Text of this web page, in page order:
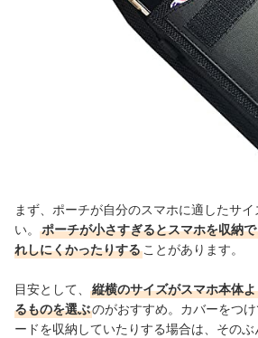
まず、ポーチが自分のスマホに適したサ
い。
ポーチが小さすぎるとスマホを収納
れしにくかったりする ことがあります。
目安として、
縦横のサイズがスマホ本体
るものを選ぶのがおすすめ。カバーをつ
ードを収納していたりする場合は、その